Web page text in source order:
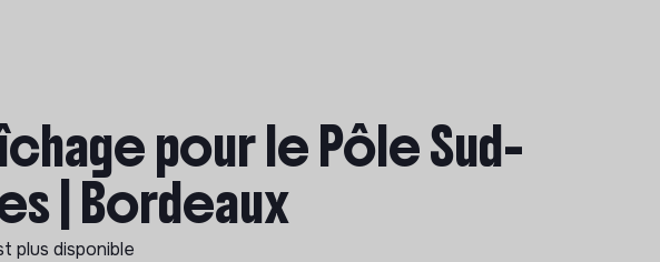
pour le Pôle Sud-
| Bordeaux
plus disponible